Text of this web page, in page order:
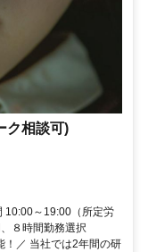
ク相談可)
10:00～19:00（所定労
８時間勤務選択
！／ 当社では2年間の研